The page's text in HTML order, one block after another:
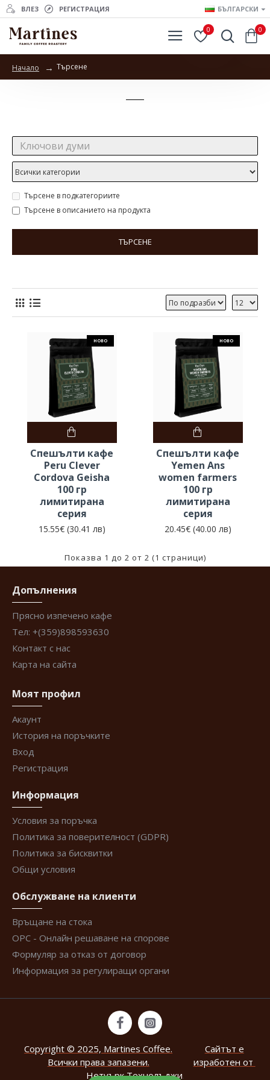
ВЛЕЗ РЕГИСТРАЦИЯ БЪЛГАРСКИ
0 0
Начало Търсене
Търсене в подкатегориите
Търсене в описанието на продукта
ТЪРСЕНЕ
НОВО
Спешълти кафе
Peru Clever
Cordova Geisha
100 гр
лимитирана
серия
15.55€ (30.41 лв)
НОВО
Спешълти кафе
Yemen Ans
women farmers
100 гр
лимитирана
серия
20.45€ (40.00 лв)
Показва 1 до 2 от 2 (1 страници)
Допълнения
Прясно изпечено кафе
Тел: +(359)898593630
Контакт с нас
Карта на сайта
Моят профил
Акаунт
История на поръчките
Вход
Регистрация
Информация
Условия за поръчка
Политика за поверителност (GDPR)
Политика за бисквитки
Общи условия
Обслужване на клиенти
Връщане на стока
ОРС - Онлайн решаване на спорове
Формуляр за отказ от договор
Информация за регулиращи органи
Copyright © 2025, Martines Coffee.
Всички права запазени.
Сайтът е
изработен от
Нетуърк Технолъджи.